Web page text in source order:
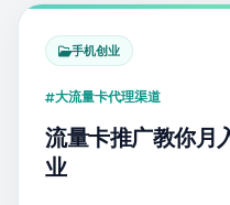
手机创业
大流量卡代理渠道
流量卡推广教你月
业